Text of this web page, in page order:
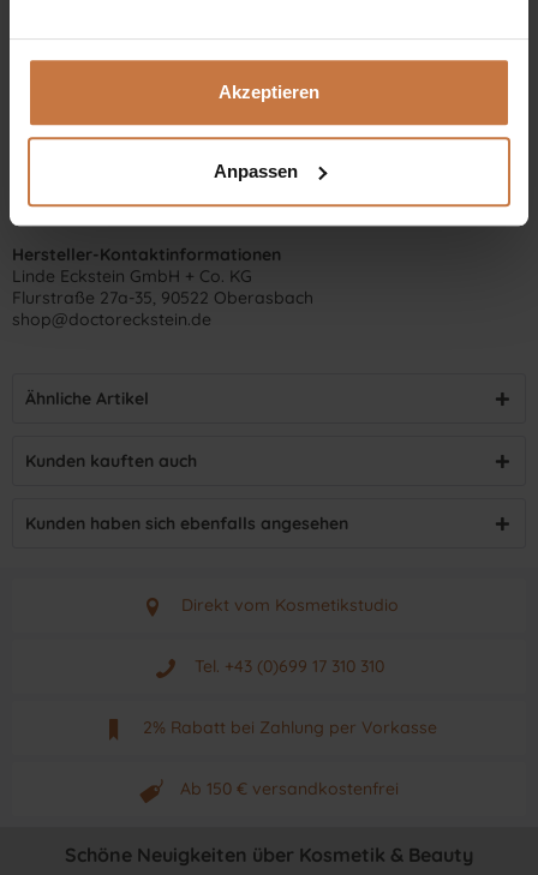
Akzeptieren
Anpassen
Hersteller-Kontaktinformationen
Linde Eckstein GmbH + Co. KG
Flurstraße 27a-35, 90522 Oberasbach
shop@doctoreckstein.de
Ähnliche Artikel
Kunden kauften auch
Kunden haben sich ebenfalls angesehen
Direkt vom Kosmetikstudio
Aus Graz - Österreich
Tel. +43 (0)699 17 310 310
Mo - Fr. von 9 - 17 Uhr
2% Rabatt bei Zahlung per Vorkasse
Neuwertiges & aktuelles Produkt
Ab 150 € versandkostenfrei
Originalprodukt vom Hersteller
Schöne Neuigkeiten über Kosmetik & Beauty